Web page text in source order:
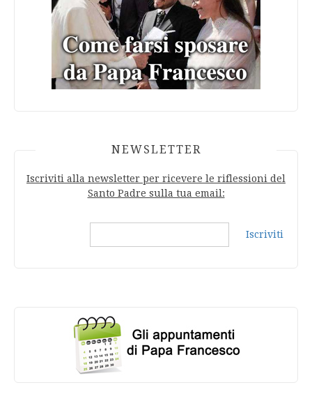
NEWSLETTER
Iscriviti alla newsletter per ricevere le riflessioni del
Santo Padre sulla tua email:
Iscriviti